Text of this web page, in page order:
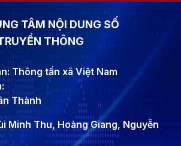
TÂM NỘI DUNG SỐ
THÔNG
Thông tấn xã Việt Nam
Thành
Minh Thu, Hoàng Giang, Nguyễn